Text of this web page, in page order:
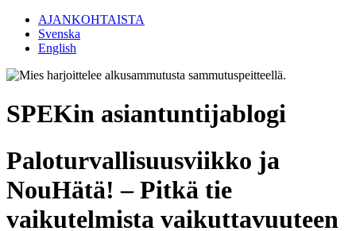
AJANKOHTAISTA
Svenska
English
SPEKin asiantuntijablogi
Paloturvallisuusviikko ja
NouHätä! – Pitkä tie
vaikutelmista vaikuttavuuteen